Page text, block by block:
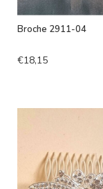
Broche 2911-04
€18,15